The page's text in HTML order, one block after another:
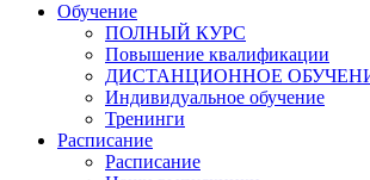
Обучение
ПОЛНЫЙ КУРС
Повышение квалификации
ДИСТАНЦИОННОЕ
Индивидуальное обучение
Тренинги
Расписание
Расписание